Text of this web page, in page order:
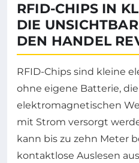
RFID-CHIPS IN
DIE
DEN HANDEL
RFID-Chips sind kleine
ohne eigene Batterie,
elektromagnetischen
mit Strom versorgt
kann bis zu zehn Meter
kontaktlose Auslesen